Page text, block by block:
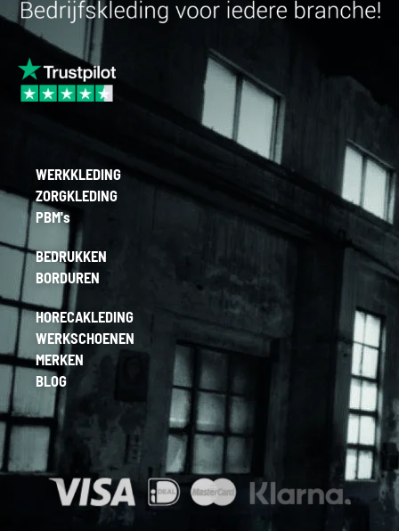
WERKKLEDING
ZORGKLEDING
PBM's
BEDRUKKEN
BORDUREN
HORECAKLEDING
WERKSCHOENEN
MERKEN
BLOG